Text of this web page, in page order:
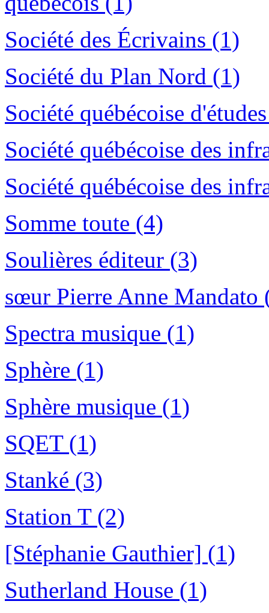
Société des Écrivains (1)
Société du Plan Nord (1)
Société québécoise
Société québécoise des
Société québécoise des
Somme toute (4)
Soulières éditeur (3)
sœur Pierre Anne Mandato
Spectra musique (1)
Sphère (1)
Sphère musique (1)
SQET (1)
Stanké (3)
Station T (2)
[Stéphanie Gauthier] (1)
Sutherland House (1)